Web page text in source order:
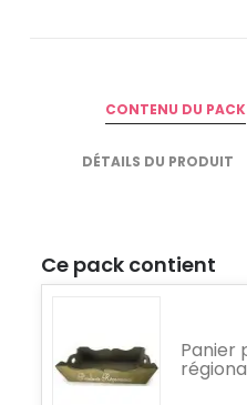
CONTENU DU PACK
DÉTAILS DU PRODUIT
Ce pack contient
Panier